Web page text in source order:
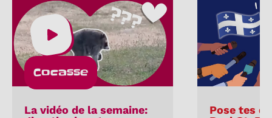
Cocasse
La vidéo de la semaine:
Pose tes